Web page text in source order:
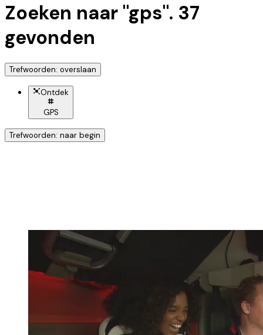
Zoeken naar "gps". 37
gevonden
Trefwoorden: overslaan
Ontdek
GPS
Trefwoorden: naar begin